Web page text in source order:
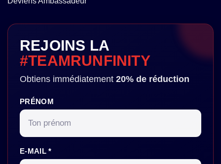
REJOINS LA
#TEAMRUNFINITY
Obtiens immédiatement 20% de réduction
PRÉNOM
E-MAIL *